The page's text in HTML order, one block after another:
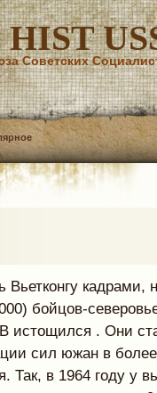
HIST
Советских
Вьетконгу
бойцов-
истощился . Они
сил южан в
Так, в 1964 году у